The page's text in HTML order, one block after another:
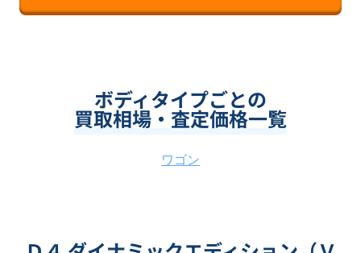
ボディタイプごとの
買取相場・査定価格一覧
ワゴン